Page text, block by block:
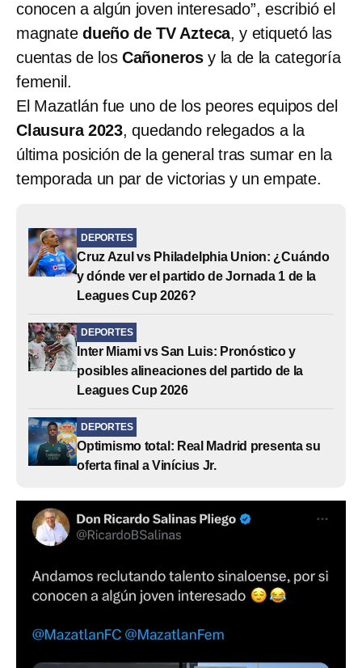
conocen a algún joven interesado”, escribió el
magnate dueño de TV Azteca, y etiquetó las
cuentas de los Cañoneros y la de la categoría
femenil.
El Mazatlán fue uno de los peores equipos del
Clausura 2023, quedando relegados a la
última posición de la general tras sumar en la
temporada un par de victorias y un empate.
DEPORTES
Cruz Azul vs Philadelphia Union: ¿Cuándo
y dónde ver el partido de Jornada 1 de la
Leagues Cup 2026?
DEPORTES
Inter Miami vs San Luis: Pronóstico y
posibles alineaciones del partido de la
Leagues Cup 2026
DEPORTES
Optimismo total: Real Madrid presenta su
oferta final a Vinícius Jr.